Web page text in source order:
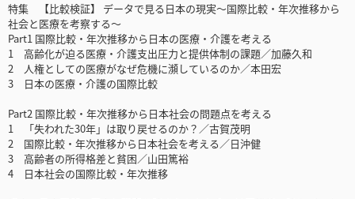
特集 【比較検証】 データで見る日本の現実～国際比較・年次推移から
社会と医療を考察する～
Part1 国際比較・年次推移から日本の医療・介護を考える
1 高齢化が迫る医療・介護支出圧力と提供体制の課題／加藤久和
2 人権としての医療がなぜ危機に瀕しているのか／本田宏
3 日本の医療・介護の国際比較
Part2 国際比較・年次推移から日本社会の問題点を考える
1 「失われた30年」は取り戻せるのか？／古賀茂明
2 国際比較・年次推移から日本社会を考える／日沖健
3 高齢者の所得格差と貧困／山田篤裕
4 日本社会の国際比較・年次推移